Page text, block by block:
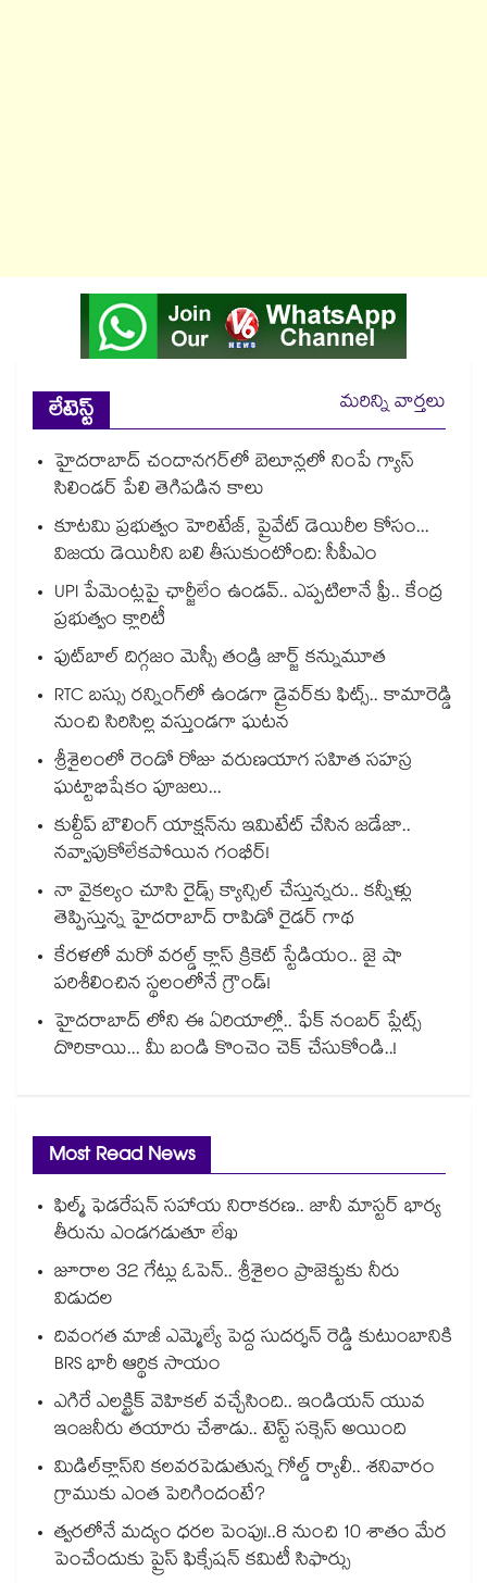
లేటెస్ట్
మరిన్ని వార్తలు
హైదరాబాద్⁪ చందానగర్⁫లో బెలూన్లలో నింపే గ్యాస్
సిలిండర్ పేలి తెగిపడిన కాలు
కూటమి ప్రభుత్వం హెరిటేజ్, ప్రైవేట్ డెయిరీల కోసం...
విజయ డెయిరీని బలి తీసుకుంటోంది: సీపీఎం
UPI పేమెంట్లపై ఛార్జీలేం ఉండవ్.. ఎప్పటిలానే ఫ్రీ.. కేంద్ర
ప్రభుత్వం క్లారిటీ
ఫుట్‎బాల్ దిగ్గజం మెస్సీ తండ్రి జార్జ్ కన్నుమూత
RTC బస్సు రన్నింగ్⁫లో ఉండగా డ్రైవర్‌కు ఫిట్స్.. కామారెడ్డి
నుంచి సిరిసిల్ల వస్తుండగా ఘటన
శ్రీశైలంలో రెండో రోజు వరుణయాగ సహిత సహస్ర
ఘట్టాభిషేకం పూజలు...
కుల్దీప్ బౌలింగ్ యాక్షన్‌ను ఇమిటేట్ చేసిన జడేజా..
నవ్వాపుకోలేకపోయిన గంభీర్!
నా వైకల్యం చూసి రైడ్స్ క్యాన్సిల్ చేస్తున్నరు.. కన్నీళ్లు
తెప్పిస్తున్న హైదరాబాద్ రాపిడో రైడర్ గాథ
కేరళలో మరో వరల్డ్ క్లాస్ క్రికెట్ స్టేడియం.. జై షా
పరిశీలించిన స్థలంలోనే గ్రౌండ్!
హైదరాబాద్ లోని ఈ ఏరియాల్లో.. ఫేక్ నంబర్ ప్లేట్స్
దొరికాయి... మీ బండి కొంచెం చెక్ చేసుకోండి..!
Most Read News
ఫిల్మ్ ఫెడరేషన్ సహాయ నిరాకరణ.. జానీ మాస్టర్ భార్య
తీరును ఎండగడుతూ లేఖ
జూరాల 32 గేట్లు ఓపెన్.. శ్రీశైలం ప్రాజెక్టుకు నీరు
విడుదల
దివంగత మాజీ ఎమ్మెల్యే పెద్ద సుదర్శన్ రెడ్డి కుటుంబానికి
BRS భారీ ఆర్థిక సాయం
ఎగిరే ఎలక్ట్రిక్ వెహికల్ వచ్చేసింది.. ఇండియన్ యువ
ఇంజనీరు తయారు చేశాడు.. టెస్ట్ సక్సెస్ అయింది
మిడిల్‌క్లాస్‌ని కలవరపెడుతున్న గోల్డ్ ర్యాలీ.. శనివారం
గ్రాముకు ఎంత పెరిగిందంటే?
త్వరలోనే మద్యం ధ‌‌ర‌‌ల పెంపు!..8 నుంచి 10 శాతం మేర
పెంచేందుకు ప్రైస్ ఫిక్సేష‌‌న్ క‌‌మిటీ సిఫార్సు